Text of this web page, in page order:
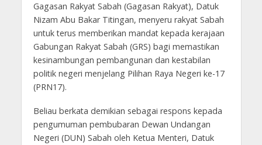
Gagasan Rakyat Sabah (Gagasan Rakyat), Datuk
Nizam Abu Bakar Titingan, menyeru rakyat Sabah
untuk terus memberikan mandat kepada kerajaan
Gabungan Rakyat Sabah (GRS) bagi memastikan
kesinambungan pembangunan dan kestabilan
politik negeri menjelang Pilihan Raya Negeri ke-17
(PRN17).
Beliau berkata demikian sebagai respons kepada
pengumuman pembubaran Dewan Undangan
Negeri (DUN) Sabah oleh Ketua Menteri, Datuk